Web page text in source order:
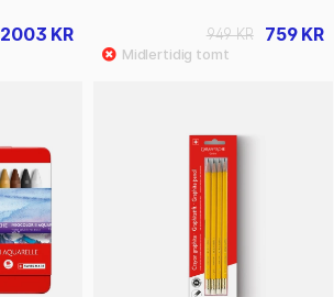
2003 KR 759 KR
949 KR